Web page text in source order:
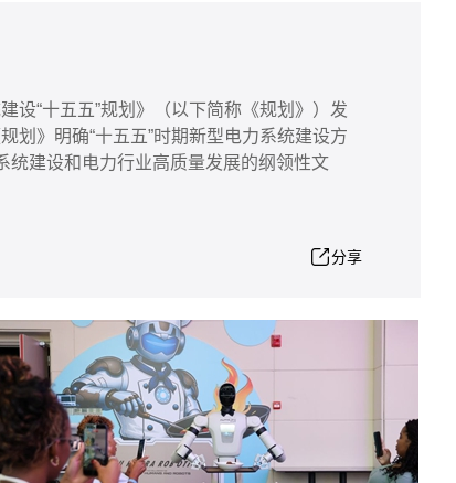
设“十五五”规划》（以下简称《规划》）发
划》明确“十五五”时期新型电力系统建设方
统建设和电力行业高质量发展的纲领性文
分享